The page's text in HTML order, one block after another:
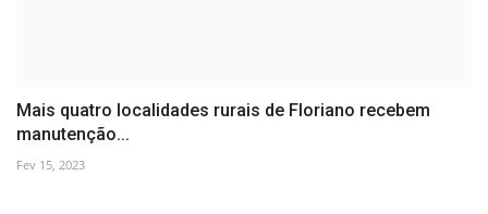
Mais quatro localidades rurais de Floriano recebem
manutenção...
Fev 15, 2023